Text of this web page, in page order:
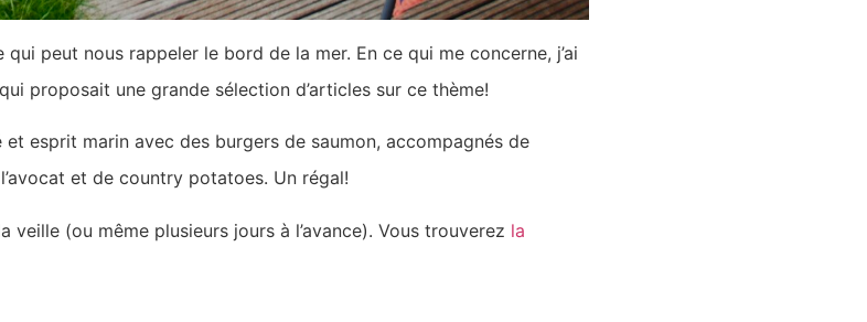
peut nous rappeler le bord de la mer. En ce qui me concerne, j’ai
proposait une grande sélection d’articles sur ce thème!
et esprit marin avec des burgers de saumon, accompagnés de
et de country potatoes. Un régal!
veille (ou même plusieurs jours à l’avance). Vous trouverez la